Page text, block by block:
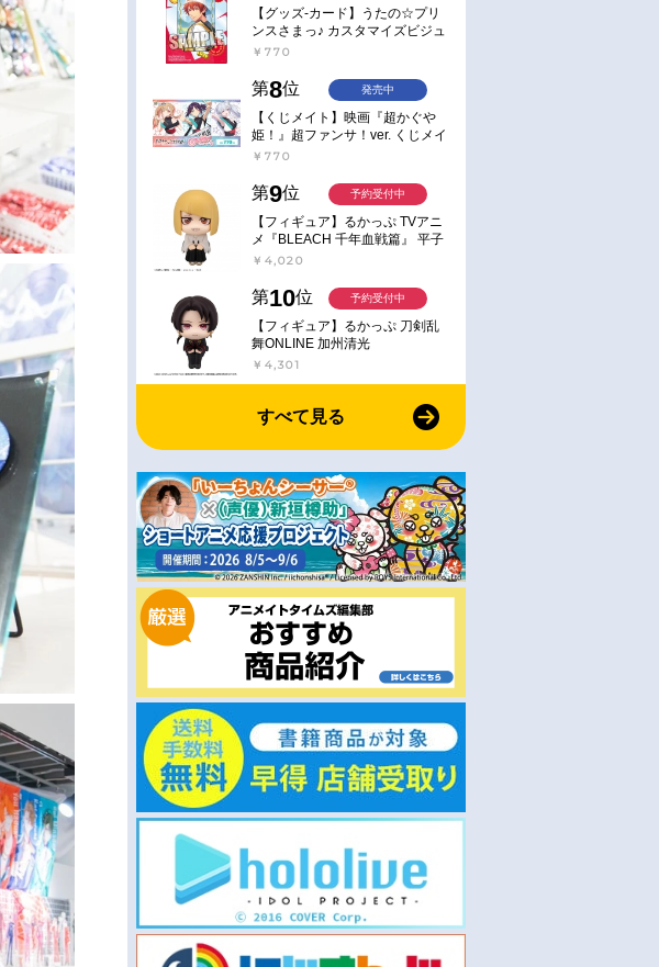
【グッズ-カード】うたの☆プリ
ンスさまっ♪ カスタマイズビジュ
アルカードコレクション Best
￥770
第8位
【くじメイト】映画『超かぐや
姫！』超ファンサ！ver. くじメイ
ト
￥770
発売中
第9位
【フィギュア】るかっぷ TVアニ
メ『BLEACH 千年血戦篇』 平子
真子
￥4,020
予約受付中
第10位
【フィギュア】るかっぷ 刀剣乱
舞ONLINE 加州清光
￥4,301
予約受付中
すべて見る